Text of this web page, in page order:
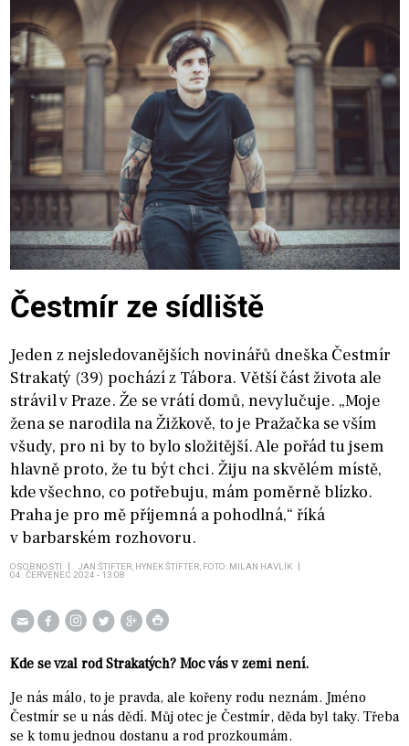
Čestmír ze sídliště
Jeden z nejsledovanějších novinářů dneška Čestmír
Strakatý (39) pochází z Tábora. Větší část života ale
strávil v Praze. Že se vrátí domů, nevylučuje. „Moje
žena se narodila na Žižkově, to je Pražačka se vším
všudy, pro ni by to bylo složitější. Ale pořád tu jsem
hlavně proto, že tu být chci. Žiju na skvělém místě,
kde všechno, co potřebuju, mám poměrně blízko.
Praha je pro mě příjemná a pohodlná,“ říká
v barbarském rozhovoru.
OSOBNOSTI
JAN ŠTIFTER, HYNEK ŠTIFTER, FOTO: MILAN HAVLÍK
04. ČERVENEC 2024 - 13:08
Kde se vzal rod Strakatých? Moc vás v zemi není.
Je nás málo, to je pravda, ale kořeny rodu neznám. Jméno
Čestmír se u nás dědí. Můj otec je Čestmír, děda byl taky. Třeba
se k tomu jednou dostanu a rod prozkoumám.